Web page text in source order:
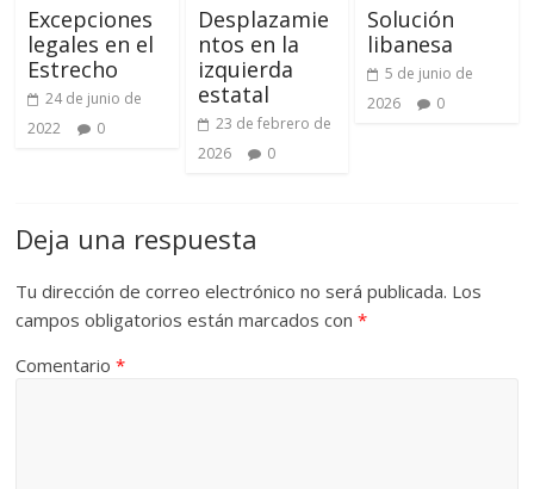
Excepciones
legales en el
Estrecho
24 de junio de
2022
0
Desplazamie
ntos en la
izquierda
estatal
23 de febrero de
2026
0
Solución
libanesa
5 de junio de
2026
0
Deja una respuesta
Tu dirección de correo electrónico no será publicada. Los
campos obligatorios están marcados con*
Comentario*